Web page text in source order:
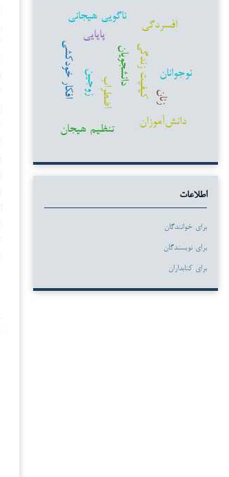
اضطراب
دانشجویانکیفیت زندگی نوجوانان
افسردگی
دانش‌آموزان
زنان
تنظیم هیجان
ناگویی هیجانی
زوجین افکار خودکشی
پایایی
اطلاعات
برای خوانندگان
برای نویسندگان
برای کتابداران